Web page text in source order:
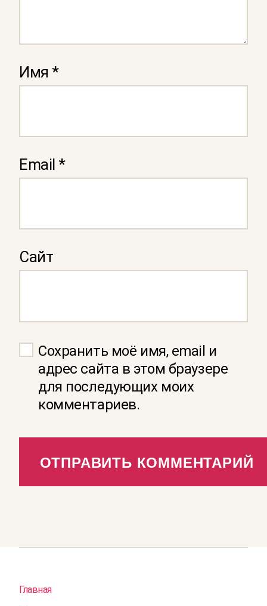
Имя*
Email*
Сайт
Сохранить моё имя, email и
адрес сайта в этом браузере
для последующих моих
комментариев.
Главная